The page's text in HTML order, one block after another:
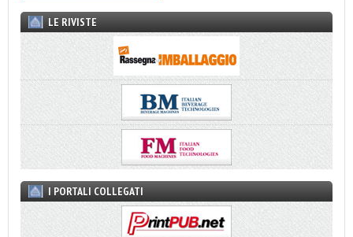
LE RIVISTE
I PORTALI COLLEGATI